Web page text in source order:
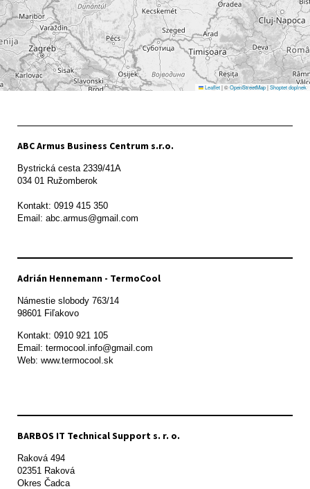
Leaflet|©OpenStreetMap|Shoptet doplnek
ABC Armus Business Centrum s.r.o.
Bystrická cesta 2339/41A
034 01 Ružomberok
Kontakt: 0919 415 350
Adrián Hennemann - TermoCool
Námestie slobody 763/14
98601 Fiľakovo
Kontakt: 0910 921 105
Email: termocool.info@gmail.com
Web: www.termocool.sk
BARBOS IT Technical Support s. r. o.
Raková 494
02351 Raková
Okres Čadca